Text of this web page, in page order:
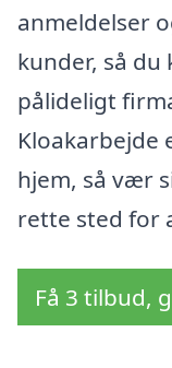
anmeldelser
kunder, så
pålideligt
Kloakarbejde
hjem, så vær
rette sted for
Få 3 tilbud,